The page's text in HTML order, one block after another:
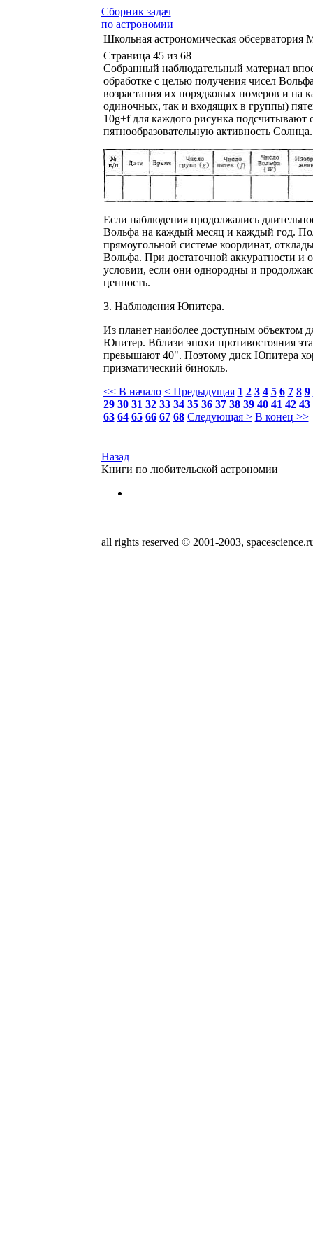
Сборник задач
по астрономии
Школьная астрономическая
Страница 45 из 68
Собранный наблюдательный материал
обработке с целью получения чисел
возрастания их порядковых номеров и на
одиночных, так и входящих в группы)
10g+f для каждого рисунка подсчитывают
пятнообразовательную активность Солнца.
Если наблюдения продолжались
Вольфа на каждый месяц и каждый год.
прямоугольной системе координат,
Вольфа. При достаточной аккуратности и
условии, если они однородны и
ценность.
3. Наблюдения Юпитера.
Из планет наиболее доступным объектом
Юпитер. Вблизи эпохи противостояния
превышают 40". Поэтому диск Юпитера
призматический бинокль.
<< В начало < Предыдущая 1 2 3 4 5 6 7 8 9
29 30 31 32 33 34 35 36 37 38 39 40 41 42 43
63 64 65 66 67 68 Следующая > В конец >>
Назад
Книги по любительской астрономии
all rights reserved © 2001-2003,